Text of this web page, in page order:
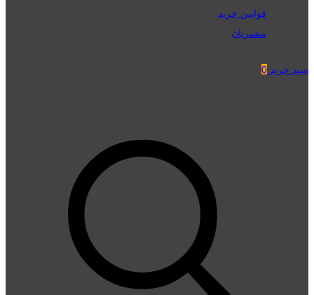
قوانین خرید
مشتریان
سبد خرید 0